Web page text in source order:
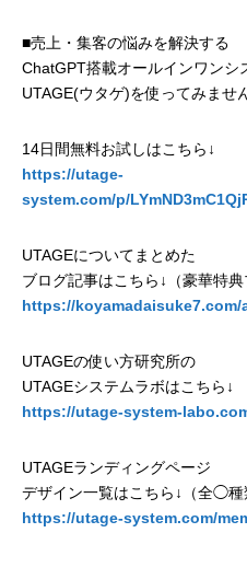
■売上・集客の悩みを解決する
ChatGPT搭載オールインワンシ
UTAGE(ウタゲ)を使ってみませ
14日間無料お試しはこちら↓
https://utage-
system.com/p/
UTAGEについてまとめた
ブログ記事はこちら↓（豪華特典
https://koyamadaisuke7.com/
UTAGEの使い方研究所の
UTAGEシステムラボはこちら↓
https://utage-system-
UTAGEランディングページ
デザイン一覧はこちら↓（全◯種
https://utage-system.com/